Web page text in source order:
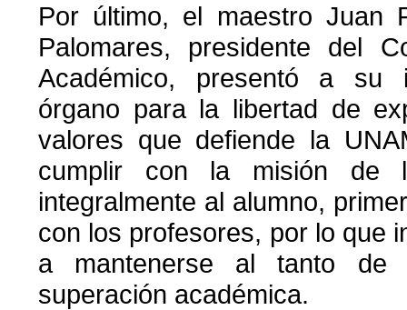
Por último, el maestro Juan
Palomares, presidente del
Académico, presentó a su
órgano para la libertad de
valores que defiende la
cumplir con la misión de
integralmente al alumno,
con los profesores, por lo que
a mantenerse al tanto de
superación académica.